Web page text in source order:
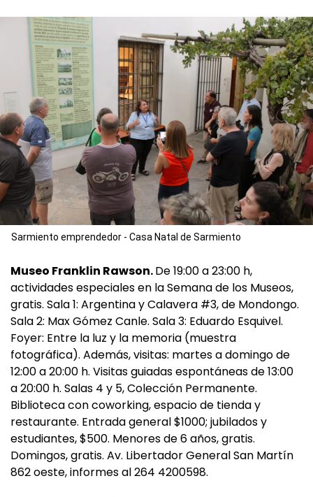
Sarmiento emprendedor - Casa Natal de Sarmiento
Museo Franklin Rawson.De 19:00 a 23:00 h,
actividades especiales en la Semana de los Museos,
gratis. Sala 1: Argentina y Calavera #3, de Mondongo.
Sala 2: Max Gómez Canle. Sala 3: Eduardo Esquivel.
Foyer: Entre la luz y la memoria (muestra
fotográfica). Además, visitas: martes a domingo de
12:00 a 20:00 h. Visitas guiadas espontáneas de 13:00
a 20:00 h. Salas 4 y 5, Colección Permanente.
Biblioteca con coworking, espacio de tienda y
restaurante. Entrada general $1000; jubilados y
estudiantes, $500. Menores de 6 años, gratis.
Domingos, gratis. Av. Libertador General San Martín
862 oeste, informes al 264 4200598.